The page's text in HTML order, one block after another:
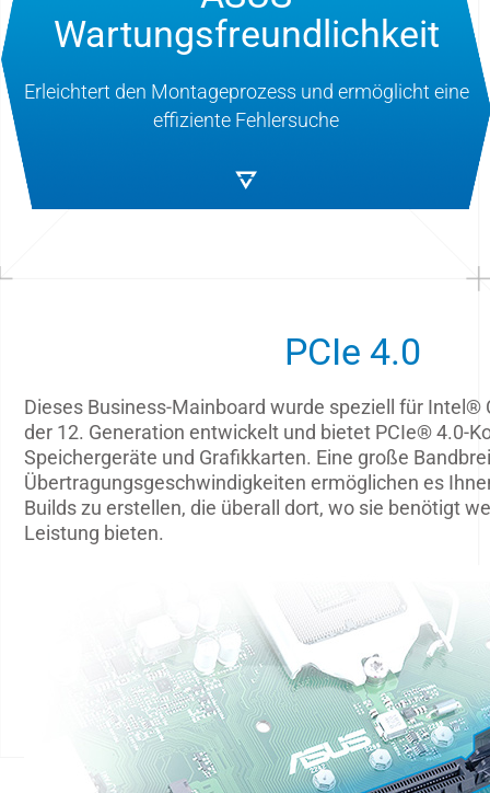
Wartungsfreundlichkeit
Erleichtert den Montageprozess und ermöglicht eine
effiziente Fehlersuche
PCIe 4.0
Dieses Business-Mainboard wurde speziell für Intel®
der 12. Generation entwickelt und bietet PCIe® 4.0-
Speichergeräte und Grafikkarten. Eine große
Übertragungsgeschwindigkeiten ermöglichen es
Builds zu erstellen, die überall dort, wo sie benötigt
Leistung bieten.